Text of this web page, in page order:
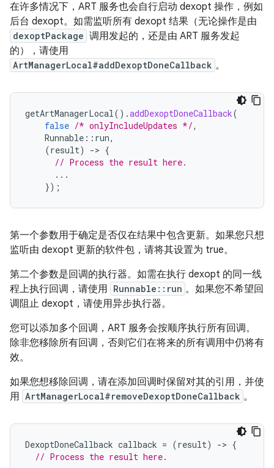
在许多情况下，ART 服务也会自行启动 dexopt 操作，例如
后台 dexopt。如需监听所有 dexopt 结果（无论操作是由
dexoptPackage 调用发起的，还是由 ART 服务发起
的），请使用
ArtManagerLocal#addDexoptDoneCallback 。
getArtManagerLocal().addDexoptDoneCallback(
false /* onlyIncludeUpdates */,
Runnable :: run,
(result) -> {
// Process the result here.
...
});
第一个参数用于确定是否仅在结果中包含更新。如果您只想
监听由 dexopt 更新的软件包，请将其设置为 true。
第二个参数是回调的执行器。如需在执行 dexopt 的同一线
程上执行回调，请使用 Runnable::run 。如果您不希望回
调阻止 dexopt，请使用异步执行器。
您可以添加多个回调，ART 服务会按顺序执行所有回调。
除非您移除所有回调，否则它们在将来的所有调用中仍将有
效。
如果您想移除回调，请在添加回调时保留对其的引用，并使
用 ArtManagerLocal#removeDexoptDoneCallback 。
DexoptDoneCallback callback = (result) -> {
// Process the result here.